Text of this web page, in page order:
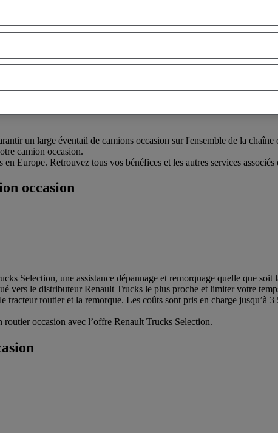
un large éventail de camions occasion sur l'ensemble de la
camion occasion.
Europe. Retrouvez tous vos bénéfices et les autres services
occasion
Selection, une assistance dépannage et remorquage quelle que
vers le distributeur Renault Trucks le plus proche et limiter votre
tracteur routier et la remorque. Les coûts sont pris en charge
occasion avec l’offre Renault Trucks Selection.